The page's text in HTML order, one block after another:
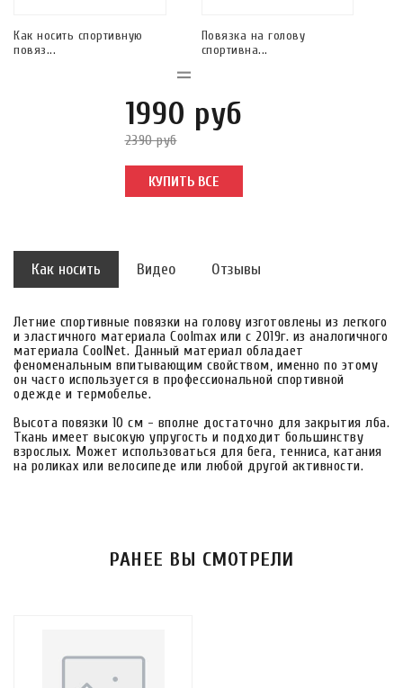
Как носить спортивную
повяз...
Повязка на голову
спортивна...
1990 руб
2390 руб
КУПИТЬ ВСЕ
Как носить Видео Отзывы
Летние спортивные повязки на голову изготовлены из легкого
и эластичного материала Coolmax или с 2019г. из аналогичного
материала CoolNet. Данный материал обладает
феноменальным впитывающим свойством, именно по этому
он часто используется в профессиональной спортивной
одежде и термобелье.
Высота повязки 10 см - вполне достаточно для закрытия лба.
Ткань имеет высокую упругость и подходит большинству
взрослых. Может использоваться для бега, тенниса, катания
на роликах или велосипеде или любой другой активности.
РАНЕЕ ВЫ СМОТРЕЛИ